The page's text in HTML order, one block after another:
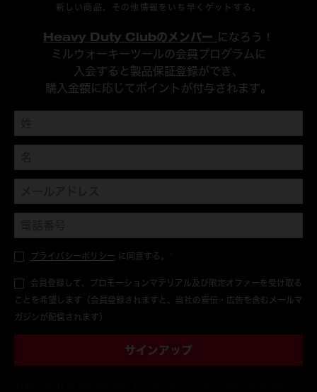
新しい商品、その他情報をいち早くゲットする。
Heavy Duty Clubのメンバー になろう！
ミルウォーキーツールの会員プログラムに
入会すると製品保証登録ができ、
購入金額に応じてポイントが付与されます。
プライバシーポリシー に同意する。 *
会員登録して、プロモーションマテリアル及び限定オファーを受け取る
ことを希望します（会員登録されますと、当社の宣伝・広告を含むメールマ
ガジンが配信されます） *
サインアップ